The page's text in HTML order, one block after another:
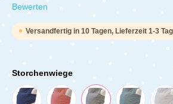
Durchschnittliche Bewertung von 0 von 5
Bewerten
Versandfertig in 10 Tagen, Lieferzeit 1-3
Storchenwiege